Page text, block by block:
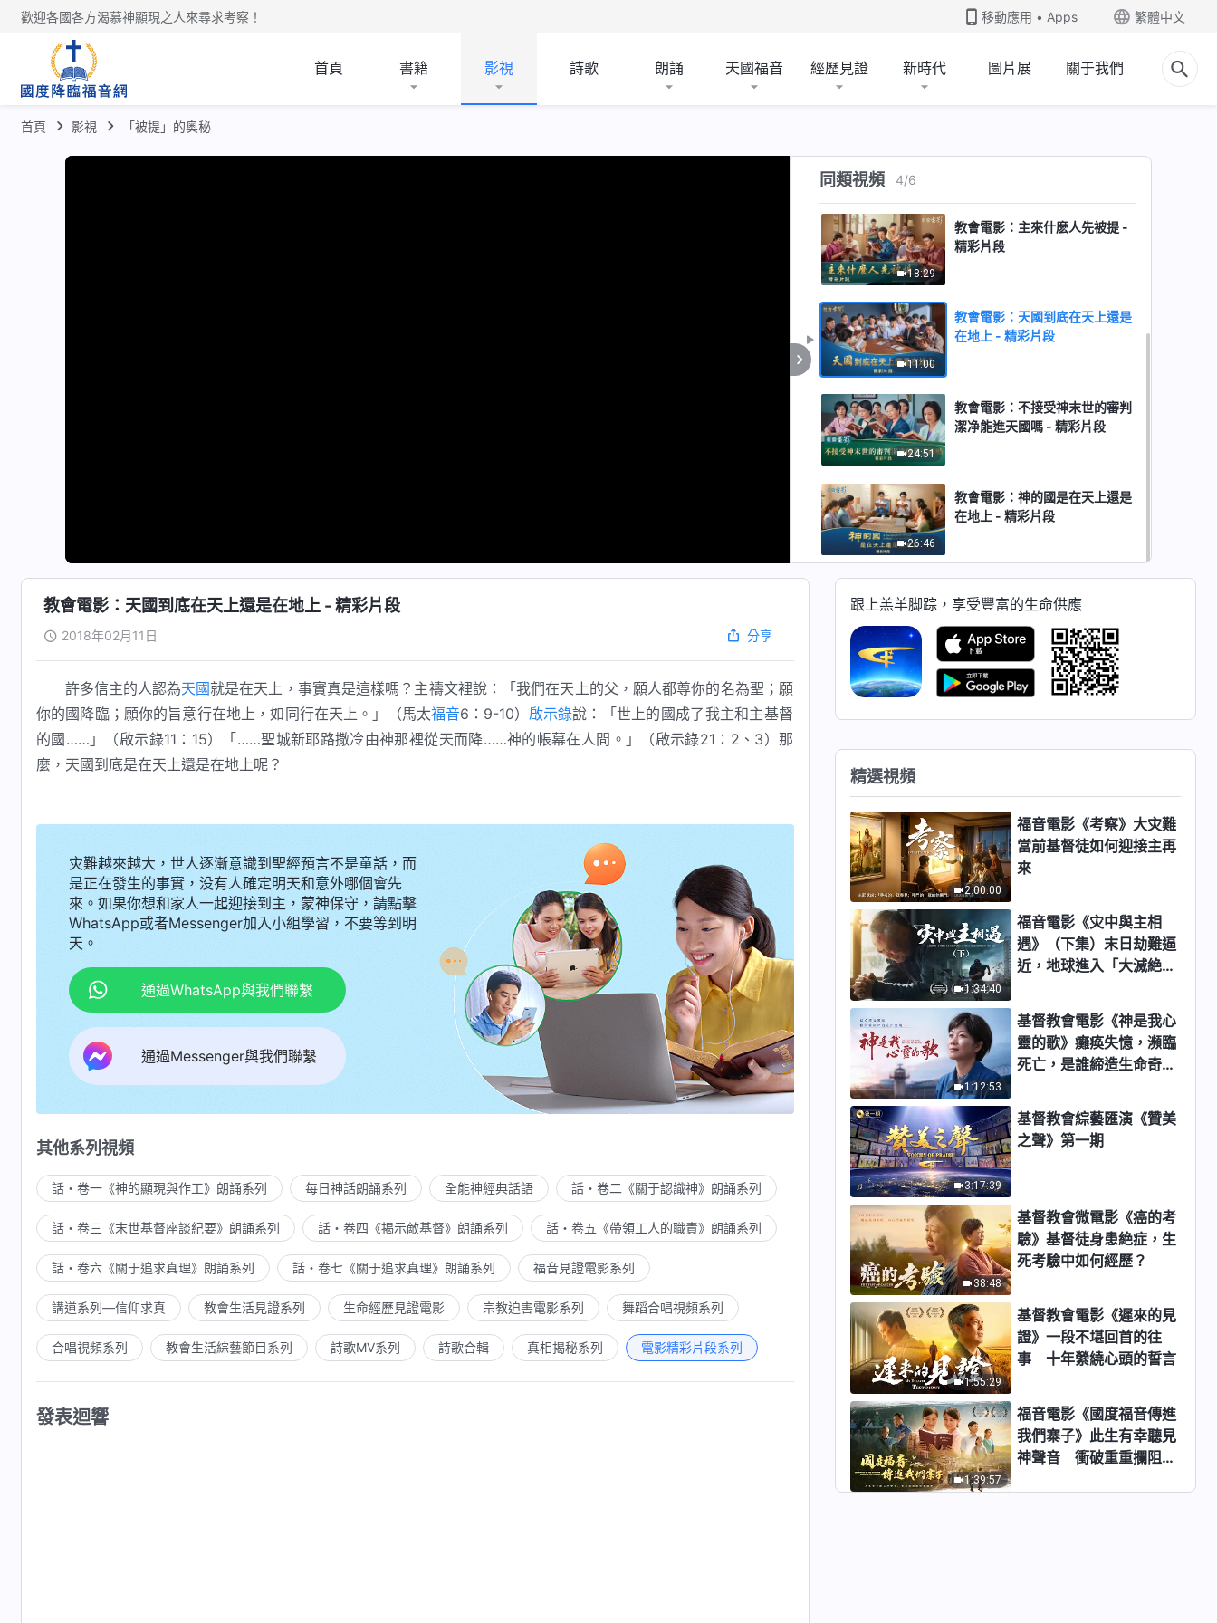
歡迎各國各方渴慕神顯現之人來尋求考察！ 移動應用 • Apps 繁體中文
首頁 書籍 影視 詩歌 朗誦 天國福音 經歷見證 新時代 圖片展 關于我們
首頁 影視 「被提」的奥秘
同類視頻 4/6
彩片段
16:56
究竟在哪裏 - 精彩片段
18:29
教會電影：主來什麽人先被提 -
精彩片段
11:00
教會電影：天國到底在天上還是
在地上 - 精彩片段
24:51
教會電影：不接受神末世的審判
潔净能進天國嗎 - 精彩片段
26:46
教會電影：神的國是在天上還是
在地上 - 精彩片段
教會電影：天國到底在天上還是在地上 - 精彩片段
2018年02月11日 分享
許多信主的人認為天國就是在天上，事實真是這樣嗎？主禱文裡說：「我們在天上的父，願人都尊你的名為聖；願
你的國降臨；願你的旨意行在地上，如同行在天上。」（馬太福音6：9-10） 啟示錄說：「世上的國成了我主和主基督
的國……」（啟示錄11：15）「……聖城新耶路撒冷由神那裡從天而降……神的帳幕在人間。」（啟示錄21：2、3）那
麼，天國到底是在天上還是在地上呢？
灾難越來越大，世人逐漸意識到聖經預言不是童話，而
是正在發生的事實，没有人確定明天和意外哪個會先
來。如果你想和家人一起迎接到主，蒙神保守，請點擊
WhatsApp或者Messenger加入小組學習，不要等到明
天。
通過WhatsApp與我們聯繫
通過Messenger與我們聯繫
其他系列視頻
話・卷一《神的顯現與作工》朗誦系列 每日神話朗誦系列 全能神經典話語 話・卷二《關于認識神》朗誦系列
話・卷三《末世基督座談紀要》朗誦系列 話・卷四《揭示敵基督》朗誦系列 話・卷五《帶領工人的職責》朗誦系列
話・卷六《關于追求真理》朗誦系列 話・卷七《關于追求真理》朗誦系列 福音見證電影系列
講道系列—信仰求真 教會生活見證系列 生命經歷見證電影 宗教迫害電影系列 舞蹈合唱視頻系列
合唱視頻系列 教會生活綜藝節目系列 詩歌MV系列 詩歌合輯 真相揭秘系列 電影精彩片段系列
發表迴響
跟上羔羊脚踪，享受豐富的生命供應
精選視頻
2:00:00
福音電影《考察》大灾難
當前基督徒如何迎接主再
來
1:34:40
福音電影《灾中與主相
遇》（下集）末日劫難逼
近，地球進入「大滅絶時
你準備好逃生了嗎？
1:12:53
基督教會電影《神是我心
靈的歌》癱痪失憶，瀕臨
死亡，是誰締造生命奇
3:17:39
基督教會綜藝匯演《贊美
之聲》第一期
38:48
基督教會微電影《癌的考
驗》基督徒身患絶症，生
死考驗中如何經歷？
1:55:29
基督教會電影《遲來的見
證》一段不堪回首的往
事 十年縈繞心頭的誓言
1:39:57
福音電影《國度福音傳進
我們寨子》此生有幸聽見
神聲音 衝破重重攔阻跟